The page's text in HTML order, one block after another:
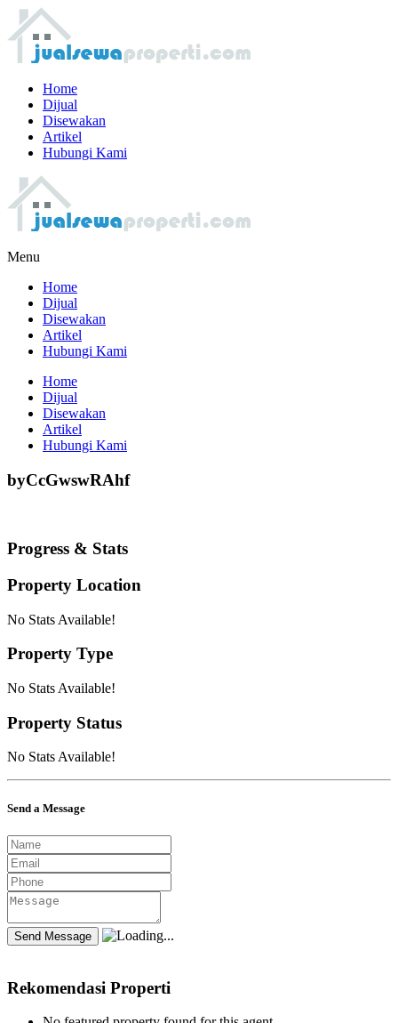
Home
Dijual
Disewakan
Artikel
Hubungi Kami
Menu
Home
Dijual
Disewakan
Artikel
Hubungi Kami
Home
Dijual
Disewakan
Artikel
Hubungi Kami
byCcGwswRAhf
Progress & Stats
Property Location
No Stats Available!
Property Type
No Stats Available!
Property Status
No Stats Available!
Send a Message
Rekomendasi Properti